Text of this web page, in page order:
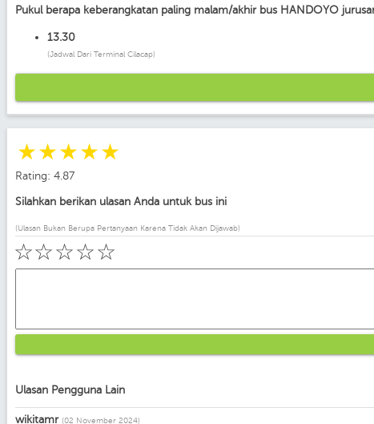
Pukul berapa keberangkatan paling malam/akhir bus HANDOYO
13.30
(Jadwal Dari Terminal Cilacap)
☆
☆
☆
☆
☆
Rating: 4.87
Silahkan berikan ulasan Anda untuk bus ini
(Ulasan Bukan Berupa Pertanyaan Karena Tidak Akan Dijawab)
☆
☆
☆
☆
☆
Ulasan Pengguna Lain
wikitamr (02 November 2024)